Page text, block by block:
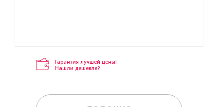
Гарантия лучшей цены!
Нашли дешевле?